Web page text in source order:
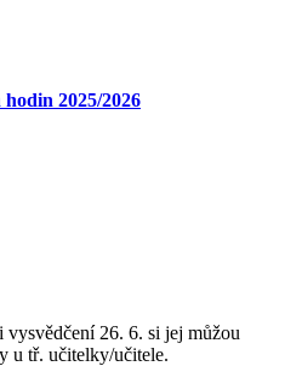
2025/2026
26. 6. si jej můžou
u tř. učitelky/učitele.